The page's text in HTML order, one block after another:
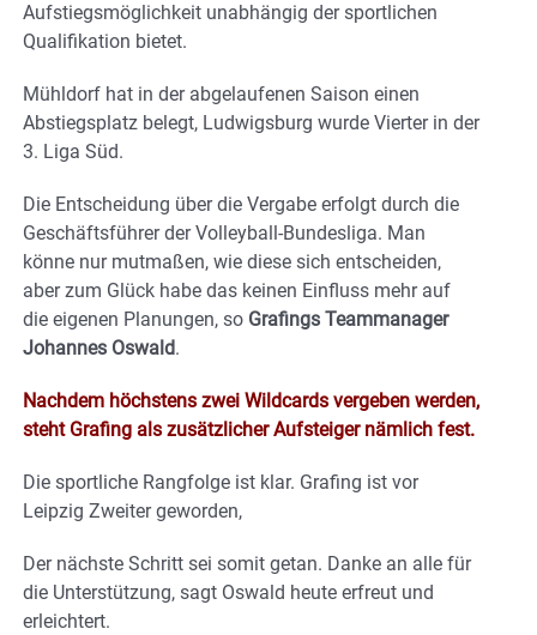
Aufstiegsmöglichkeit unabhängig der sportlichen
Qualifikation bietet.
Mühldorf hat in der abgelaufenen Saison einen
Abstiegsplatz belegt, Ludwigsburg wurde Vierter in der
3. Liga Süd.
Die Entscheidung über die Vergabe erfolgt durch die
Geschäftsführer der Volleyball-Bundesliga. Man
könne nur mutmaßen, wie diese sich entscheiden,
aber zum Glück habe das keinen Einfluss mehr auf
die eigenen Planungen, so Grafings Teammanager
Johannes Oswald.
Nachdem höchstens zwei Wildcards vergeben werden,
steht Grafing als zusätzlicher Aufsteiger nämlich fest.
Die sportliche Rangfolge ist klar. Grafing ist vor
Leipzig Zweiter geworden,
Der nächste Schritt sei somit getan. Danke an alle für
die Unterstützung, sagt Oswald heute erfreut und
erleichtert.